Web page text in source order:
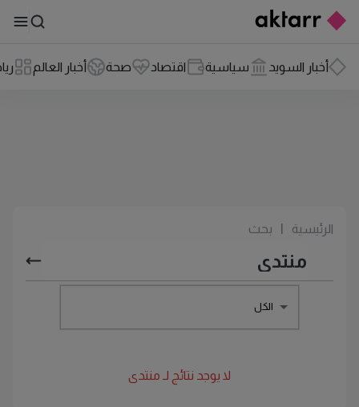
أخبار السويد سياسية اقتصاد صحة أخبار العالم
الرئيسية بحث
الكل
لا يوجد نتائج لـ منتدى